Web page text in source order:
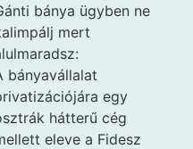
bánya ügyben ne
mert
bányavállalat
egy
hátterű cég
eleve a Fidesz